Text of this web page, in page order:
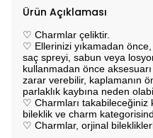
Ürün Açıklaması
♡ Charmlar çeliktir.
♡ Ellerinizi yıkamadan
saç spreyi, sabun veya
kullanmadan önce
zarar verebilir, kaplamanın
parlaklık kaybına neden
♡ Charmları takabileceğiniz
bileklik ve charm
♡ Charmlar, orjinal